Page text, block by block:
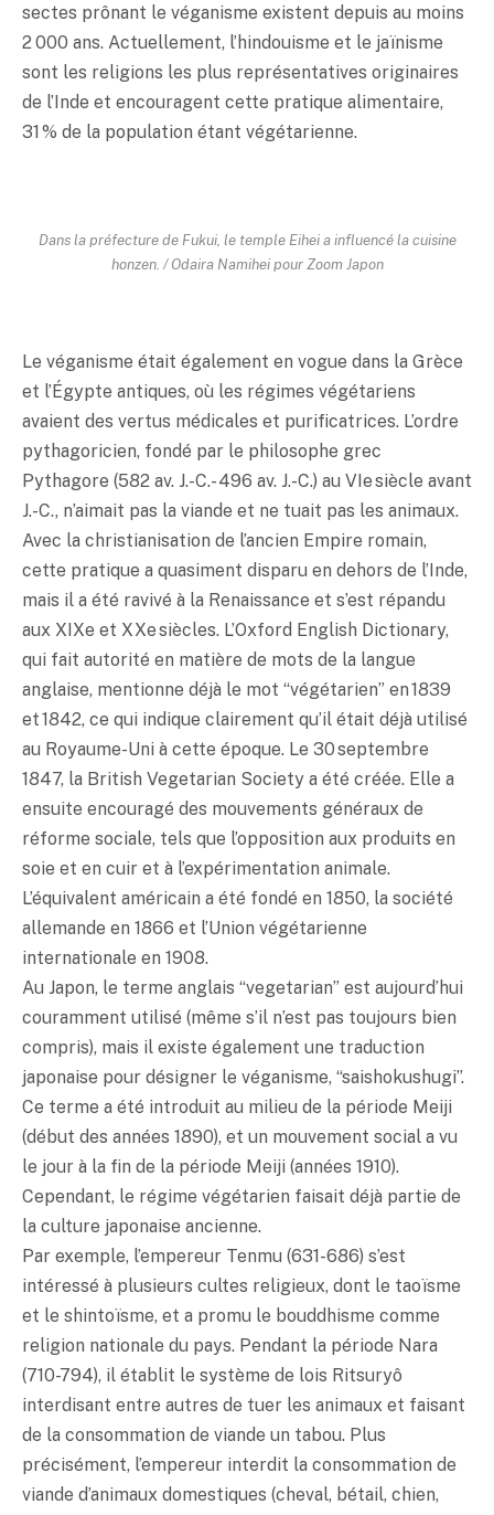
sectes prônant le véganisme existent depuis au moins
2 000 ans. Actuellement, l’hindouisme et le jaïnisme
sont les religions les plus représentatives originaires
de l’Inde et encouragent cette pratique alimentaire,
31 % de la population étant végétarienne.
Dans la préfecture de Fukui, le temple Eihei a influencé la cuisine
honzen. / Odaira Namihei pour Zoom Japon
Le véganisme était également en vogue dans la Grèce
et l’Égypte antiques, où les régimes végétariens
avaient des vertus médicales et purificatrices. L’ordre
pythagoricien, fondé par le philosophe grec
Pythagore (582 av. J.-C. - 496 av. J.-C.) au VIe siècle avant
J.-C., n’aimait pas la viande et ne tuait pas les animaux.
Avec la christianisation de l’ancien Empire romain,
cette pratique a quasiment disparu en dehors de l’Inde,
mais il a été ravivé à la Renaissance et s’est répandu
aux XIXe et XXe siècles. L’Oxford English Dictionary,
qui fait autorité en matière de mots de la langue
anglaise, mentionne déjà le mot “végétarien” en 1839
et 1842, ce qui indique clairement qu’il était déjà utilisé
au Royaume-Uni à cette époque. Le 30 septembre
1847, la British Vegetarian Society a été créée. Elle a
ensuite encouragé des mouvements généraux de
réforme sociale, tels que l’opposition aux produits en
soie et en cuir et à l’expérimentation animale.
L’équivalent américain a été fondé en 1850, la société
allemande en 1866 et l’Union végétarienne
internationale en 1908.
Au Japon, le terme anglais “vegetarian” est aujourd’hui
couramment utilisé (même s’il n’est pas toujours bien
compris), mais il existe également une traduction
japonaise pour désigner le véganisme, “saishokushugi”.
Ce terme a été introduit au milieu de la période Meiji
(début des années 1890), et un mouvement social a vu
le jour à la fin de la période Meiji (années 1910).
Cependant, le régime végétarien faisait déjà partie de
la culture japonaise ancienne.
Par exemple, l’empereur Tenmu (631-686) s’est
intéressé à plusieurs cultes religieux, dont le taoïsme
et le shintoïsme, et a promu le bouddhisme comme
religion nationale du pays. Pendant la période Nara
(710-794), il établit le système de lois Ritsuryô
interdisant entre autres de tuer les animaux et faisant
de la consommation de viande un tabou. Plus
précisément, l’empereur interdit la consommation de
viande d’animaux domestiques (cheval, bétail, chien,